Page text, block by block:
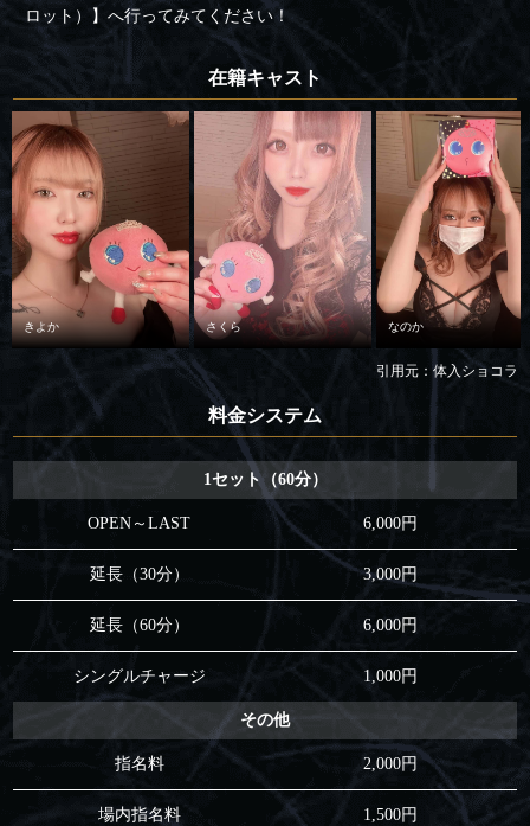
ロット）】へ行ってみてください！
在籍キャスト
きよか さくら なのか
引用元：体入ショコラ
料金システム
1セット（60分）
OPEN～LAST 6,000円
延長（30分） 3,000円
延長（60分） 6,000円
シングルチャージ 1,000円
その他
指名料 2,000円
場内指名料 1,500円